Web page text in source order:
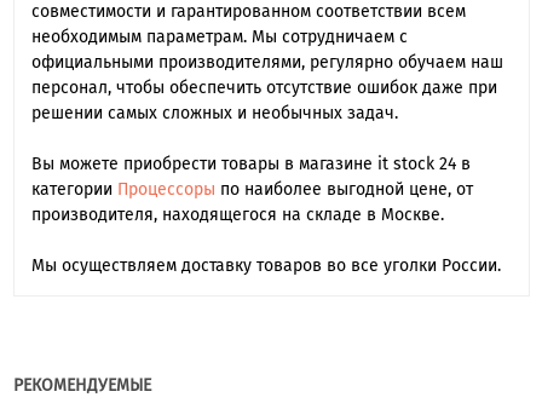
совместимости и гарантированном соответствии всем
необходимым параметрам. Мы сотрудничаем с
официальными производителями, регулярно обучаем наш
персонал, чтобы обеспечить отсутствие ошибок даже при
решении самых сложных и необычных задач.
Вы можете приобрести товары в магазине it stock 24 в
категории Процессоры по наиболее выгодной цене, от
производителя, находящегося на складе в Москве.
Мы осуществляем доставку товаров во все уголки России.
РЕКОМЕНДУЕМЫЕ